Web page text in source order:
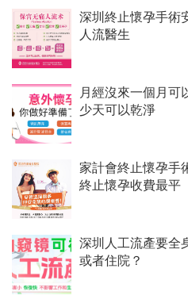
深圳終止懷孕手術
人流醫生
月經沒來一個月可
少天可以乾淨
家計會終止懷孕手
終止懷孕收費最平
深圳人工流產要全
或者住院？